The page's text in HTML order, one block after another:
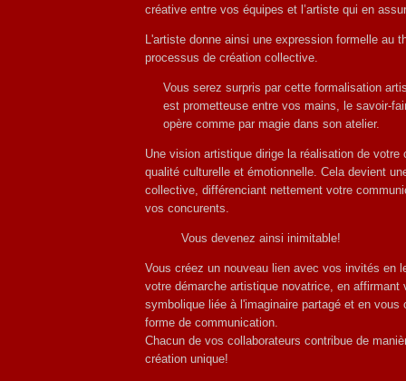
créative entre vos équipes et l’artiste qui en
L'artiste donne ainsi une expression formelle au
processus de création collective.
Vous serez surpris par cette formalisation
est prometteuse entre vos mains, le savoir-
opère comme par magie dans son atelier.
Une vision artistique dirige la réalisation de votre
qualité culturelle et émotionnelle. Cela devient
collective, différenciant nettement votre
vos concurents.
Vous devenez ainsi inimitable!
Vous créez un nouveau lien avec vos invités en
votre démarche artistique novatrice, en affirmant
symbolique liée à l'imaginaire partagé et en vous
forme de communication.
Chacun de vos collaborateurs contribue de
création unique!